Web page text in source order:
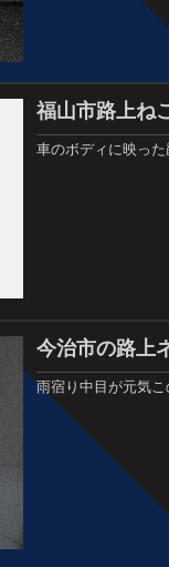
福山市路上ね
車のボディに映っ
今治市の路上
雨宿り中目が元気